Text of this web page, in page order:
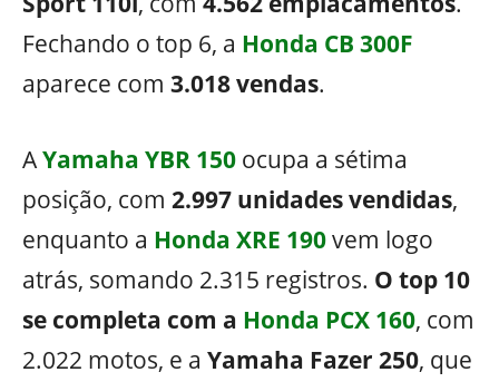
Fechando o top 6, a Honda CB 300F
aparece com 3.018vendas.
AYamaha YBR 150 ocupa a sétima
posição, com 2.997 unidades vendidas,
enquanto a Honda XRE 190vem logo
atrás, somando 2.315 registros. O top 10
se completa com a Honda PCX 160, com
2.022 motos, e a Yamaha Fazer 250, que